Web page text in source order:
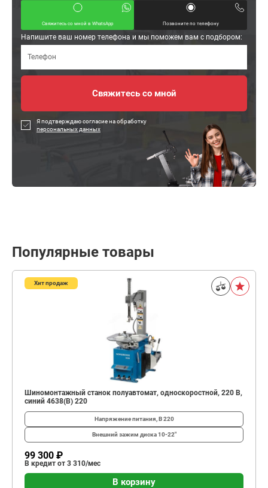
Свяжитесь со мной в WhatsApp Позвоните по телефону
Напишите ваш номер телефона и мы поможем вам с подбором:
Я подтверждаю согласие на обработку
персональных данных
Популярные товары
Хит продаж
Шиномонтажный станок полуавтомат, односкоростной, 220 В,
синий 4638(B) 220
Напряжение питания, В220
Внешний зажим диска10-22"
99 300 ₽
В кредит от 3 310/мес
В корзину